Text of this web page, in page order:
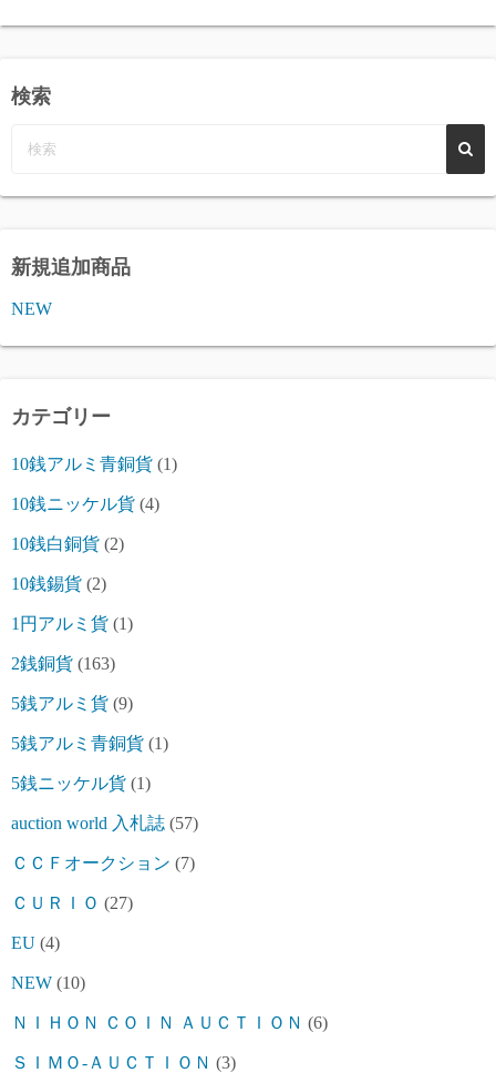
検索
新規追加商品
NEW
カテゴリー
10銭アルミ青銅貨 (1)
10銭ニッケル貨 (4)
10銭白銅貨 (2)
10銭錫貨 (2)
1円アルミ貨 (1)
2銭銅貨 (163)
5銭アルミ貨 (9)
5銭アルミ青銅貨 (1)
5銭ニッケル貨 (1)
auction world 入札誌 (57)
ＣＣＦオークション (7)
ＣＵＲＩＯ (27)
EU (4)
NEW (10)
ＮＩＨＯＮ ＣＯＩＮ ＡＵＣＴＩＯＮ (6)
ＳＩＭＯ-ＡＵＣＴＩＯＮ (3)